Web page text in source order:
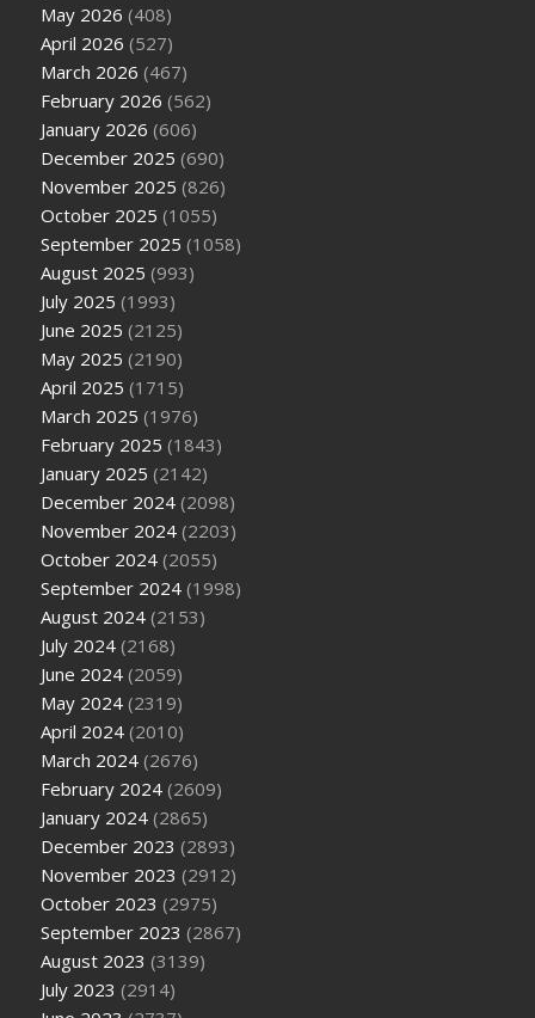
May 2026 (408)
April 2026 (527)
March 2026 (467)
February 2026 (562)
January 2026 (606)
December 2025 (690)
November 2025 (826)
October 2025 (1055)
September 2025 (1058)
August 2025 (993)
July 2025 (1993)
June 2025 (2125)
May 2025 (2190)
April 2025 (1715)
March 2025 (1976)
February 2025 (1843)
January 2025 (2142)
December 2024 (2098)
November 2024 (2203)
October 2024 (2055)
September 2024 (1998)
August 2024 (2153)
July 2024 (2168)
June 2024 (2059)
May 2024 (2319)
April 2024 (2010)
March 2024 (2676)
February 2024 (2609)
January 2024 (2865)
December 2023 (2893)
November 2023 (2912)
October 2023 (2975)
September 2023 (2867)
August 2023 (3139)
July 2023 (2914)